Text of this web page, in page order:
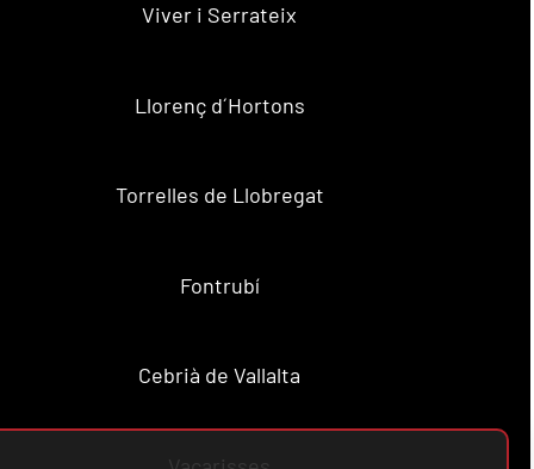
Viver i Serrateix
Llorenç d´Hortons
Torrelles de Llobregat
Fontrubí
Cebrià de Vallalta